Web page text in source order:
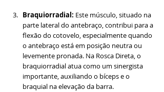
Braquiorradial: Este músculo, situado na
parte lateral do antebraço, contribui para a
flexão do cotovelo, especialmente quando
o antebraço está em posição neutra ou
levemente pronada. Na Rosca Direta, o
braquiorradial atua como um sinergista
importante, auxiliando o bíceps e o
braquial na elevação da barra.